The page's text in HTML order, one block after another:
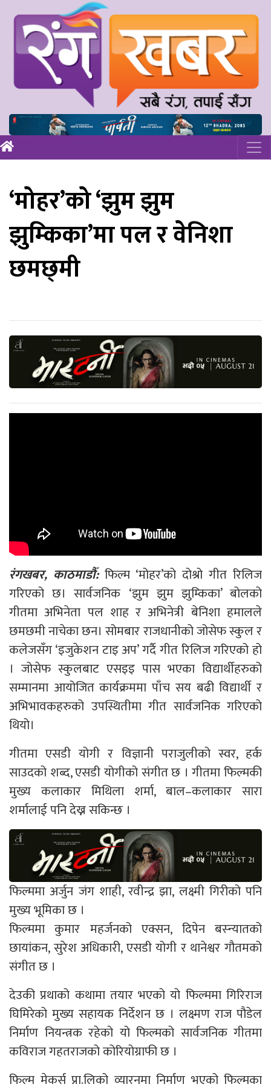
‘मोहर’को ‘झुम झुम
झुम्किका’मा पल र वेनिशा
छमछ्मी
रंगखबर, काठमाडौँ: फिल्म ‘मोहर’को दोश्रो गीत रिलिज
गरिएको छ। सार्वजनिक ‘झुम झुम झुम्किका’ बोलको
गीतमा अभिनेता पल शाह र अभिनेत्री बेनिशा हमालले
छमछमी नाचेका छन। सोमबार राजधानीको जोसेफ स्कुल र
कलेजसँग ‘इजुकेशन टाइ अप’ गर्दै गीत रिलिज गरिएको हो
। जोसेफ स्कुलबाट एसइइ पास भएका विद्यार्थीहरुको
सम्मानमा आयोजित कार्यक्रममा पाँच सय बढी विद्यार्थी र
अभिभावकहरुको उपस्थितीमा गीत सार्वजनिक गरिएको
थियो।
गीतमा एसडी योगी र विज्ञानी पराजुलीको स्वर, हर्क
साउदको शब्द, एसडी योगीको संगीत छ । गीतमा फिल्मकी
मुख्य कलाकार मिथिला शर्मा, बाल–कलाकार सारा
शर्मालाई पनि देख्न सकिन्छ ।
फिल्ममा अर्जुन जंग शाही, रवीन्द्र झा, लक्ष्मी गिरीको पनि
मुख्य भूमिका छ ।
फिल्ममा कुमार महर्जनको एक्सन, दिपेन बस्न्यातको
छायांकन, सुरेश अधिकारी, एसडी योगी र थानेश्वर गौतमको
संगीत छ ।
देउकी प्रथाको कथामा तयार भएको यो फिल्ममा गिरिराज
घिमिरेको मुख्य सहायक निर्देशन छ । लक्ष्मण राज पौडेल
निर्माण नियन्त्रक रहेको यो फिल्मको सार्वजनिक गीतमा
कविराज गहतराजको कोरियोग्राफी छ ।
फिल्म मेकर्स प्रा.लिको व्यारनमा निर्माण भएको फिल्मका